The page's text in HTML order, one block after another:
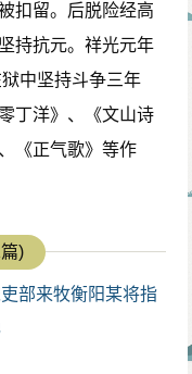
扣留。后脱险经高
持抗元。祥光元年
中坚持斗争三年
丁洋》、《文山诗
《正气歌》等作
)
部来牧衡阳某将指
会以便郡